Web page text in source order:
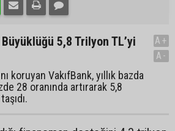
5,8 Trilyon TL’yi
koruyan VakıfBank, yıllık bazda
28 oranında artırarak 5,8
A+
A-